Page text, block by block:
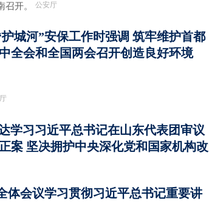
召开。 公安厅
城河”安保工作时强调 筑牢维护首都
全会和全国两会召开创造良好环境
学习习近平总书记在山东代表团审议
案 坚决拥护中央深化党和国家机构改
会议​ 学习贯彻习近平总书记重要讲